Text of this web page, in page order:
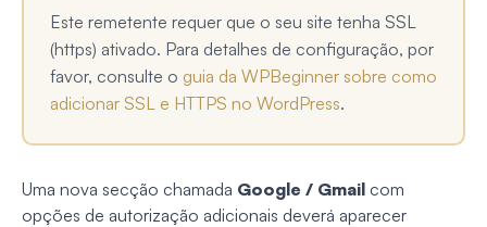
Este remetente requer que o seu site tenha SSL
(https) ativado. Para detalhes de configuração, por
favor, consulte o guia da WPBeginner sobre como
adicionar SSL e HTTPS no WordPress.
Uma nova secção chamada Google / Gmail com
opções de autorização adicionais deverá aparecer